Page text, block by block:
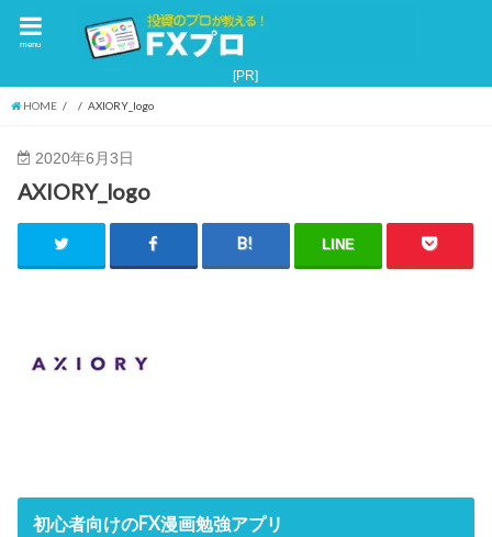
menu
HOME AXIORY_logo
2020年6月3日
AXIORY_logo
LINE
初心者向けのFX漫画勉強アプリ